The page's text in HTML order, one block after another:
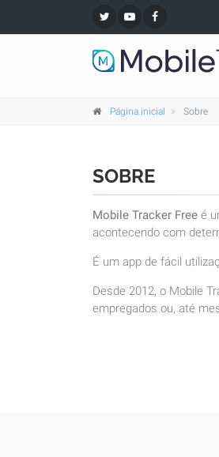
Página inicial Sobre
SOBRE
Mobile Tracker Free é
acontecendo com
É um app de fácil
Desde 2012, o Mobile
empregados ou, até